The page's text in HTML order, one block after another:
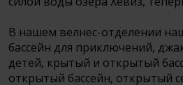
В нашем велнес-отделении
бассейн для приключений,
детей, крытый и открытый
открытый бассейн, открытый